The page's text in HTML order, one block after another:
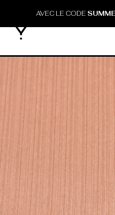
LE CODESUMMER10